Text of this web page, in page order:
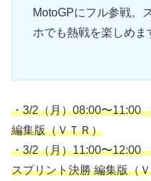
MotoGPにフル参戦。
ホでも熱戦を楽しめま
・3/2（月）08:00〜11:00
編集版（ＶＴＲ）
・3/2（月）11:00〜12:00
スプリント決勝 編集版（